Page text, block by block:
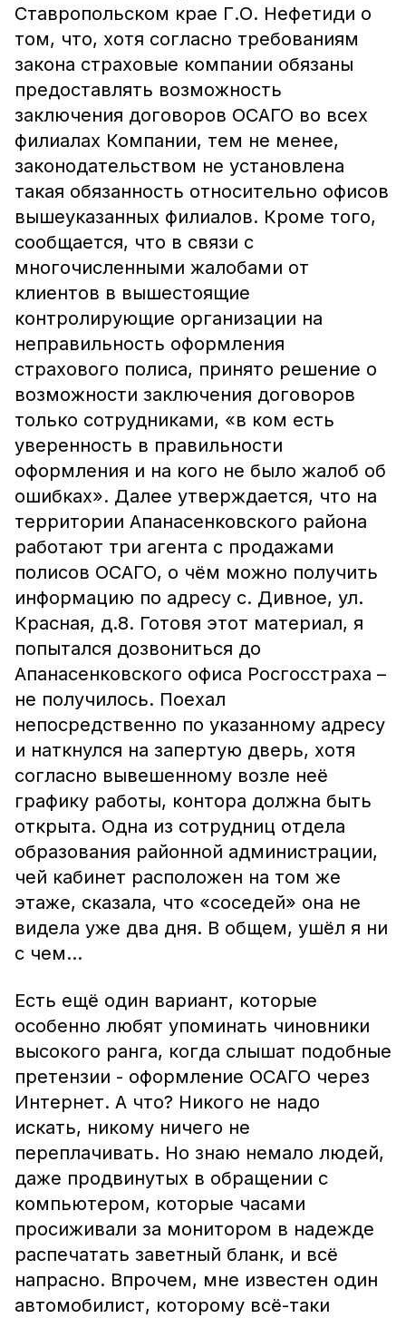
Ставропольском крае Г.О. Нефетиди о
том, что, хотя согласно требованиям
закона страховые компании обязаны
предоставлять возможность
заключения договоров ОСАГО во всех
филиалах Компании, тем не менее,
законодательством не установлена
такая обязанность относительно офисов
вышеуказанных филиалов. Кроме того,
сообщается, что в связи с
многочисленными жалобами от
клиентов в вышестоящие
контролирующие организации на
неправильность оформления
страхового полиса, принято решение о
возможности заключения договоров
только сотрудниками, «в ком есть
уверенность в правильности
оформления и на кого не было жалоб об
ошибках». Далее утверждается, что на
территории Апанасенковского района
работают три агента с продажами
полисов ОСАГО, о чём можно получить
информацию по адресу с. Дивное, ул.
Красная, д.8. Готовя этот материал, я
попытался дозвониться до
Апанасенковского офиса Росгосстраха –
не получилось. Поехал
непосредственно по указанному адресу
и наткнулся на запертую дверь, хотя
согласно вывешенному возле неё
графику работы, контора должна быть
открыта. Одна из сотрудниц отдела
образования районной администрации,
чей кабинет расположен на том же
этаже, сказала, что «соседей» она не
видела уже два дня. В общем, ушёл я ни
с чем...
Есть ещё один вариант, которые
особенно любят упоминать чиновники
высокого ранга, когда слышат подобные
претензии - оформление ОСАГО через
Интернет. А что? Никого не надо
искать, никому ничего не
переплачивать. Но знаю немало людей,
даже продвинутых в обращении с
компьютером, которые часами
просиживали за монитором в надежде
распечатать заветный бланк, и всё
напрасно. Впрочем, мне известен один
автомобилист, которому всё-таки